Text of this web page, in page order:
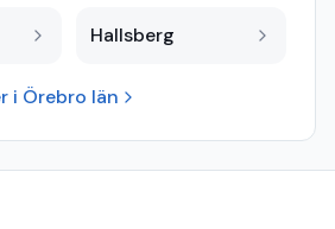
Hallsberg
i Örebro län